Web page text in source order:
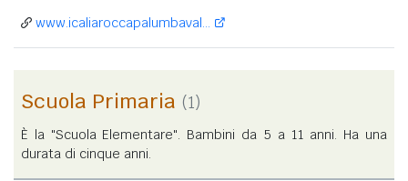
www.icaliaroccapalumbaval...
Scuola Primaria (1)
È la "Scuola Elementare". Bambini da 5 a 11 anni. Ha una
durata di cinque anni.